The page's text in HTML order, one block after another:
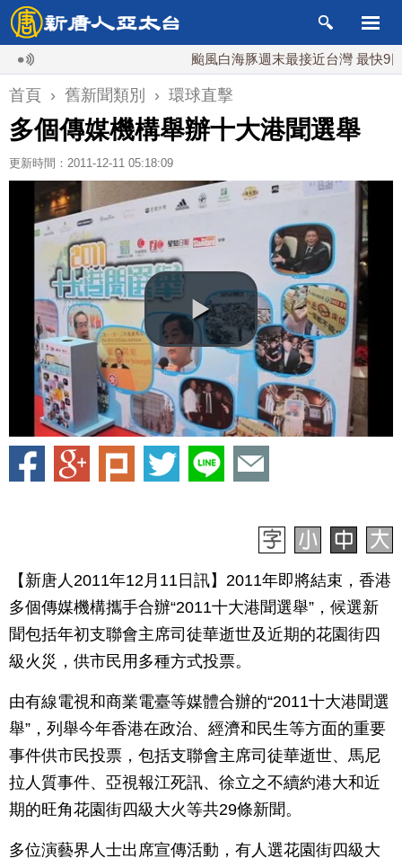
颱風白海豚週末最接近台灣 最快9日可
首頁 › 舊新聞類別 › 環球直擊
多個傳媒機構舉辦十大港聞選舉
更新時間：2011-12-11 05:18:09
【新唐人2011年12月11日訊】2011年即將結束，香港
多個傳媒機構攜手合辦“2011十大港聞選舉”，候選新
聞包括年初支聯會主席司徒華逝世及近期的花園街四
級火災，供市民用多種方式投票。
由有線電視和商業電臺等媒體合辦的“2011十大港聞選
舉”，列舉今年香港在政治、經濟和民生等方面的重要
事件供市民投票，包括支聯會主席司徒華逝世、馬尼
拉人質事件、亞視報江死訊、徐立之不續約港大和近
期的旺角花園街四級大火等共29條新聞。
多位演藝界人士出席宣傳活動，有人選花園街四級大